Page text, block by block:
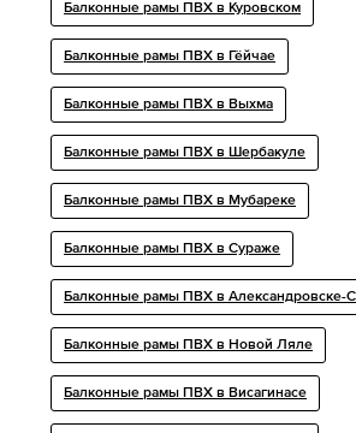
Балконные рамы ПВХ в Куровском
Балконные рамы ПВХ в Гёйчае
Балконные рамы ПВХ в Выхма
Балконные рамы ПВХ в Шербакуле
Балконные рамы ПВХ в Мубареке
Балконные рамы ПВХ в Сураже
Балконные рамы ПВХ в Александровске-
Балконные рамы ПВХ в Новой Ляле
Балконные рамы ПВХ в Висагинасе